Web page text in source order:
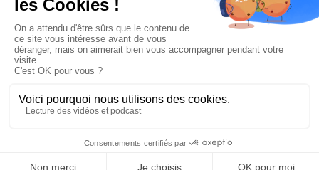
Devenir partenaire
© Copyright 2008 / 2026,DECODE MEDIA, The Innovation Media
Company.All Rights Reserved
TwitterRSS